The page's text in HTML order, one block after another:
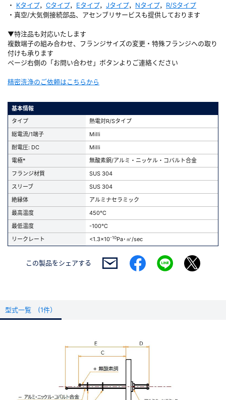
・ Kタイプ， Cタイプ， Eタイプ， Jタイプ， Nタイプ， R/Sタイプ
・真空/大気側接続部品、アセンブリサービスも提供しております
▼特注品も対応いたします
複数端子の組み合わせ、フランジサイズの変更・特殊フランジへの取り
付けも承ります
ページ右側の「お問い合わせ」ボタンよりご連絡ください
精密洗浄のご依頼はこちらから
基本情報
タイプ
熱電対R/Sタイプ
総電流/1端子
Milli
耐電圧: DC
Milli
電極*
無酸素銅/アルミ・ニッケル・コバルト合金
フランジ材質
SUS 304
スリーブ
SUS 304
絶縁体
アルミナセラミック
最高温度
450℃
最低温度
-100℃
リークレート
<1.3x10-10Pa･㎥/sec
この製品をシェアする
型式一覧 (1件）